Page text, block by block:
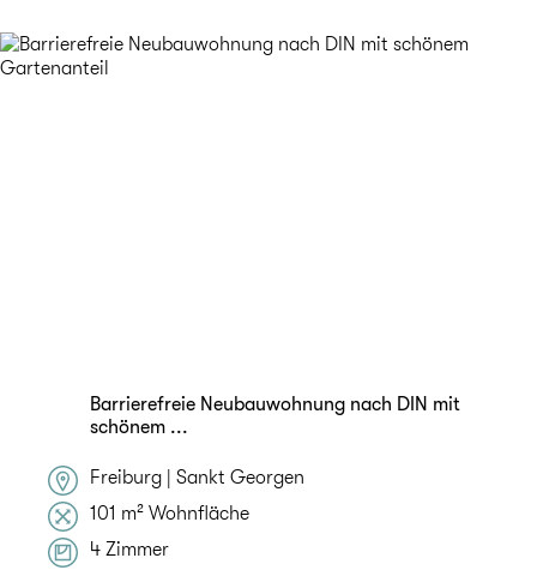
Barrierefreie Neubauwohnung nach DIN mit
schönem ...
Freiburg | Sankt Georgen
101 m² Wohnfläche
4 Zimmer